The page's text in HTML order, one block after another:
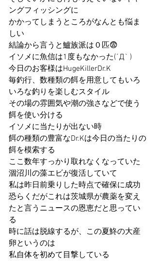
ングフィッシングに
かかってしまうところがなんとも悩ま
しい
結論から言うと鱸族派は０匹😨
イソメに魚信は1度もなかった(´Д` )
今日のお客様はHugeKillerDr.K
毎釣行、数種類の餌を用意してもいろ
いろな釣りを楽しむスタイル
その場の雰囲気や潮の強さなどで使う
餌を使い分ける
イソメに当たりが出ない時
餌の種類の豊富なDr.Kは今日の当たりの
餌を模索する
ここ数年すっかり取れなくなっていた
涸沼川の藻エビが復活していて
私は昨日前乗りした時点で確保に成功
恐らくだがこれは茨城県が農薬を変え
たと言うニュースの恩恵だと思ってい
る
時に話は脱線するが、この夏鮗の大産
卵というのは
私自体を初めて目撃している